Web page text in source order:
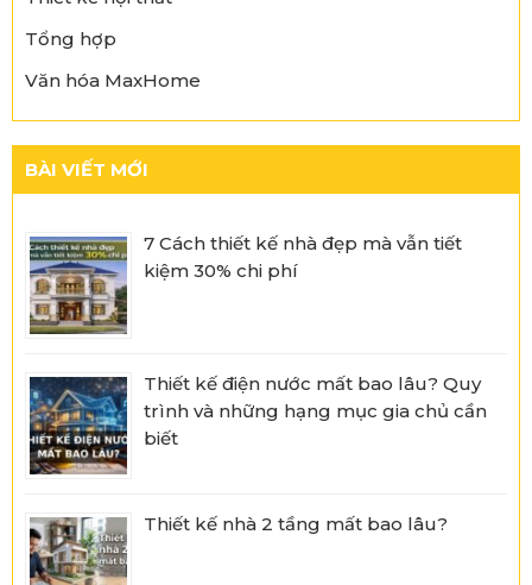
Tổng hợp
Văn hóa MaxHome
BÀI VIẾT MỚI
7 Cách thiết kế nhà đẹp mà vẫn tiết
kiệm 30% chi phí
Thiết kế điện nước mất bao lâu? Quy
trình và những hạng mục gia chủ cần
biết
Thiết kế nhà 2 tầng mất bao lâu?